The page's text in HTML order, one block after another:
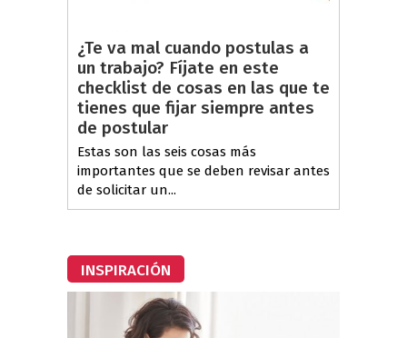
¿Te va mal cuando postulas a
un trabajo? Fíjate en este
checklist de cosas en las que te
tienes que fijar siempre antes
de postular
Estas son las seis cosas más
importantes que se deben revisar antes
de solicitar un...
INSPIRACIÓN